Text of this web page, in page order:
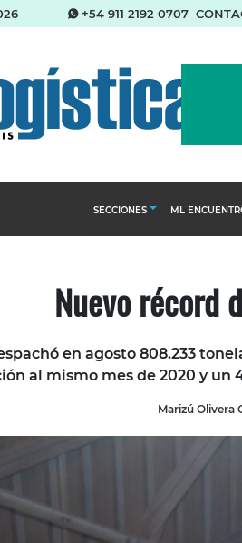
+54 911 2192 0707
SECCIONES
Almacenes e inventarios
Logística y distribución
ML
Nuevo récord
en agosto 808.233
al mismo mes de 2020 y un
Marizú Olivera